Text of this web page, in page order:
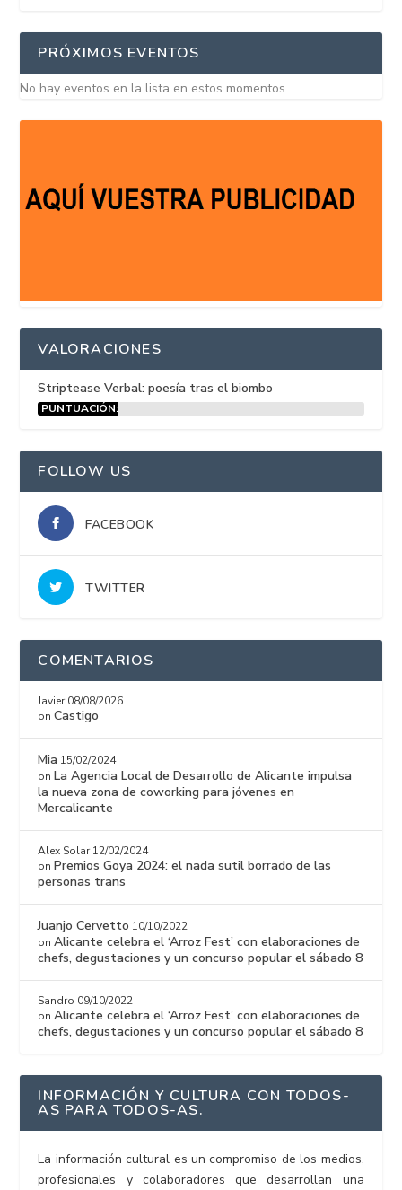
PRÓXIMOS EVENTOS
No hay eventos en la lista en estos momentos
VALORACIONES
Striptease Verbal: poesía tras el biombo
PUNTUACIÓN:
FOLLOW US
FACEBOOK
TWITTER
COMENTARIOS
Javier 08/08/2026
onCastigo
Mia 15/02/2024
onLa Agencia Local de Desarrollo de Alicante impulsa
la nueva zona de coworking para jóvenes en
Mercalicante
Alex Solar 12/02/2024
onPremios Goya 2024: el nada sutil borrado de las
personas trans
Juanjo Cervetto 10/10/2022
onAlicante celebra el ‘Arroz Fest’ con elaboraciones de
chefs, degustaciones y un concurso popular el sábado 8
Sandro 09/10/2022
onAlicante celebra el ‘Arroz Fest’ con elaboraciones de
chefs, degustaciones y un concurso popular el sábado 8
INFORMACIÓN Y CULTURA CON TODOS-
AS PARA TODOS-AS.
La información cultural es un compromiso de los medios,
profesionales y colaboradores que desarrollan una